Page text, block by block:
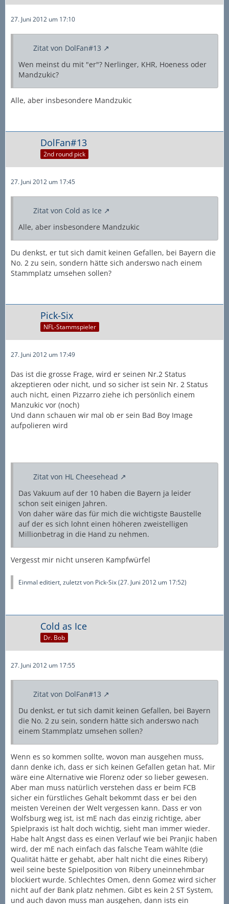
27. Juni 2012 um 17:10
Zitat von DolFan#13
Wen meinst du mit "er"? Nerlinger, KHR, Hoeness oder
Mandzukic?
Alle, aber insbesondere Mandzukic
DolFan#13
2nd round pick
27. Juni 2012 um 17:45
Zitat von Cold as Ice
Alle, aber insbesondere Mandzukic
Du denkst, er tut sich damit keinen Gefallen, bei Bayern die
No. 2 zu sein, sondern hätte sich anderswo nach einem
Stammplatz umsehen sollen?
Pick-Six
NFL-Stammspieler
27. Juni 2012 um 17:49
Das ist die grosse Frage, wird er seinen Nr.2 Status
akzeptieren oder nicht, und so sicher ist sein Nr. 2 Status
auch nicht, einen Pizzarro ziehe ich persönlich einem
Manzukic vor (noch)
Und dann schauen wir mal ob er sein Bad Boy Image
aufpolieren wird
Zitat von HL Cheesehead
Das Vakuum auf der 10 haben die Bayern ja leider
schon seit einigen Jahren.
Von daher wäre das für mich die wichtigste Baustelle
auf der es sich lohnt einen höheren zweistelligen
Millionbetrag in die Hand zu nehmen.
Vergesst mir nicht unseren Kampfwürfel
Einmal editiert, zuletzt von Pick-Six(27. Juni 2012 um 17:52)
Cold as Ice
Dr. Bob
27. Juni 2012 um 17:55
Zitat von DolFan#13
Du denkst, er tut sich damit keinen Gefallen, bei Bayern
die No. 2 zu sein, sondern hätte sich anderswo nach
einem Stammplatz umsehen sollen?
Wenn es so kommen sollte, wovon man ausgehen muss,
dann denke ich, dass er sich keinen Gefallen getan hat. Mir
wäre eine Alternative wie Florenz oder so lieber gewesen.
Aber man muss natürlich verstehen dass er beim FCB
sicher ein fürstliches Gehalt bekommt dass er bei den
meisten Vereinen der Welt vergessen kann. Dass er von
Wolfsburg weg ist, ist mE nach das einzig richtige, aber
Spielpraxis ist halt doch wichtig, sieht man immer wieder.
Habe halt Angst dass es einen Verlauf wie bei Pranjic haben
wird, der mE nach einfach das falsche Team wählte (die
Qualität hätte er gehabt, aber halt nicht die eines Ribery)
weil seine beste Spielposition von Ribery uneinnehmbar
blockiert wurde. Schlechtes Omen, denn Gomez wird sicher
nicht auf der Bank platz nehmen. Gibt es kein 2 ST System,
und auch davon muss man ausgehen, dann ists ein